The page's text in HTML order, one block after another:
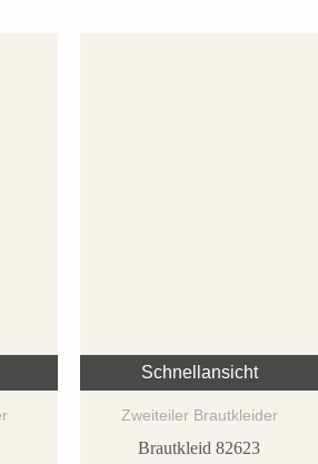
Schnellansicht
Zweiteiler Brautkleider
Brautkleid 82623